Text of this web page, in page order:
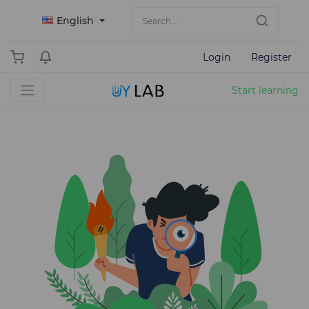
English
Login Register
Start learning